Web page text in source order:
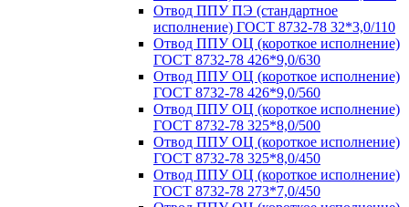
Отвод ППУ ПЭ (стандартное
исполнение) ГОСТ 8732-78 32*3,0/110
Отвод ППУ ОЦ (короткое исполнение)
ГОСТ 8732-78 426*9,0/630
Отвод ППУ ОЦ (короткое исполнение)
ГОСТ 8732-78 426*9,0/560
Отвод ППУ ОЦ (короткое исполнение)
ГОСТ 8732-78 325*8,0/500
Отвод ППУ ОЦ (короткое исполнение)
ГОСТ 8732-78 325*8,0/450
Отвод ППУ ОЦ (короткое исполнение)
ГОСТ 8732-78 273*7,0/450